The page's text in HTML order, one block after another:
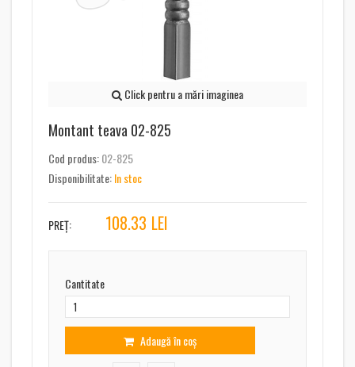
Click pentru a mări imaginea
Montant teava 02-825
Cod produs:02-825
Disponibilitate:In stoc
PREȚ: 108.33 LEI
Cantitate
Adaugă în coș